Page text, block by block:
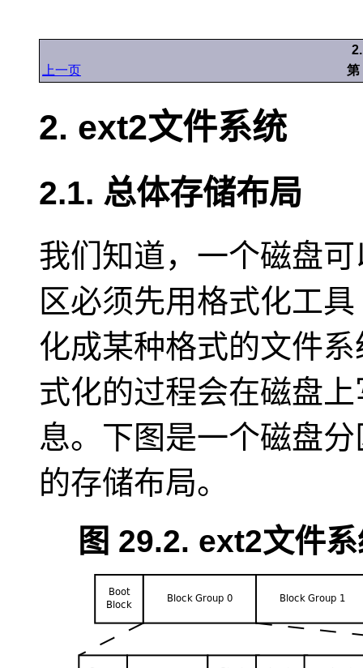
上一页
第
2. ext2文件系统
2.1. 总体存储布局
我们知道，一个磁盘
区必须先用格式化工
化成某种格式的文件
式化的过程会在磁盘
息。下图是一个磁盘
的存储布局。
图 29.2. ext2文件